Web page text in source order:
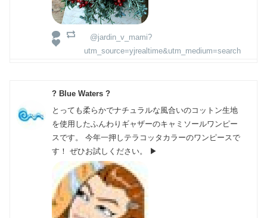
@jardin_v_mami?
utm_source=yjrealtime&utm_medium=search
? Blue Waters ?
とっても柔らかでナチュラルな風合いのコットン生地
を使用したふんわりギャザーのキャミソールワンピー
スです。 今年一押しテラコッタカラーのワンピースで
す！ ぜひお試しください。 ▶